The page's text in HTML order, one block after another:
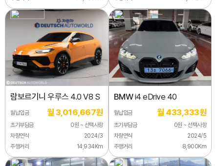
람보르기니 우루스 4.0 V8 S
월납입금 월 3,016,667원
초기부담금
0원 ~ 선택사항
차량연식
2024/3
주행거리
14,934Km
BMWi4 eDrive 40
월납입금 월 433,333원
초기부담금
0원 ~ 선택사항
차량연식
2024/5
주행거리
8,900Km